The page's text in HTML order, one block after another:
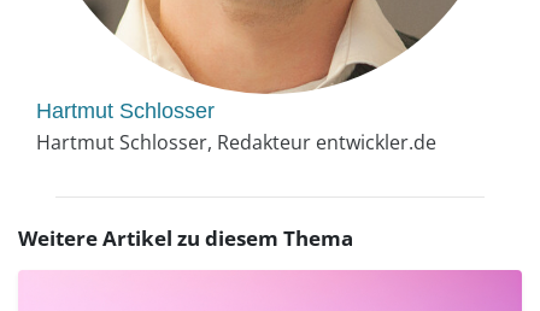
Hartmut Schlosser
Hartmut Schlosser, Redakteur entwickler.de
Weitere Artikel zu diesem Thema